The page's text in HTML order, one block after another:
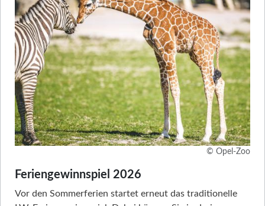
© Opel-Zoo
Feriengewinnspiel 2026
Vor den Sommerferien startet erneut das traditionelle